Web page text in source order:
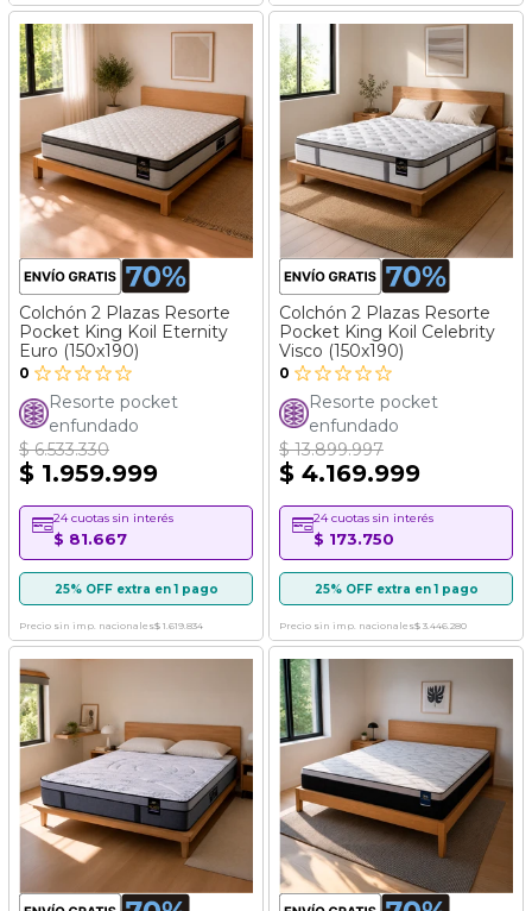
Colchón 2 Plazas Resorte
Pocket King Koil Eternity
Euro (150x190)
0
Resorte pocket
enfundado
$ 6.533.330
$ 1.959.999
24 cuotas sin interés
$ 81.667
25% OFF extra en 1 pago
Precio sin imp. nacionales$ 1.619.834
Colchón 2 Plazas Resorte
Pocket King Koil Celebrity
Visco (150x190)
0
Resorte pocket
enfundado
$ 13.899.997
$ 4.169.999
24 cuotas sin interés
$ 173.750
25% OFF extra en 1 pago
Precio sin imp. nacionales$ 3.446.280